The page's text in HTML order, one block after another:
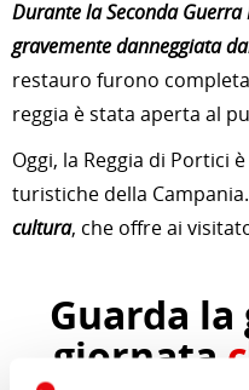
Durante la Seconda
gravemente danneggiata
restauro furono
reggia è stata aperta al
Oggi, la Reggia di Portici
turistiche della Campania.
cultura, che offre ai
Guarda
giornata